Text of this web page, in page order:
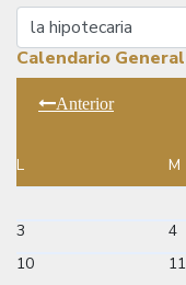
Buscar
Calendario General
Anterior
L M
3
4
10
11